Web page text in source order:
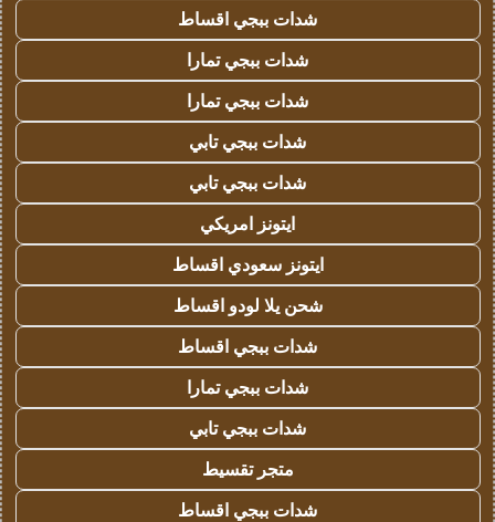
شدات ببجي اقساط
شدات ببجي تمارا
شدات ببجي تمارا
شدات ببجي تابي
شدات ببجي تابي
ايتونز امريكي
ايتونز سعودي اقساط
شحن يلا لودو اقساط
شدات ببجي اقساط
شدات ببجي تمارا
شدات ببجي تابي
متجر تقسيط
شدات ببجي اقساط